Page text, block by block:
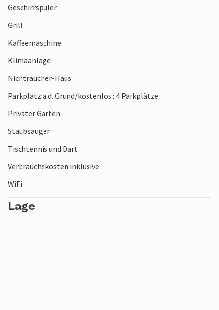
Madeleine oder Salamandre, den geheimnisvollen Wald von
Païolive und die majestätischen Schluchten der Ardèche.
Geschirrspüler
Grill
Kaffeemaschine
Klimaanlage
Nichtraucher-Haus
Parkplatz a.d. Grund/kostenlos : 4 Parkplätze
Privater Garten
Staubsauger
Tischtennis und Dart
Verbrauchskosten inklusive
WiFi
Lage